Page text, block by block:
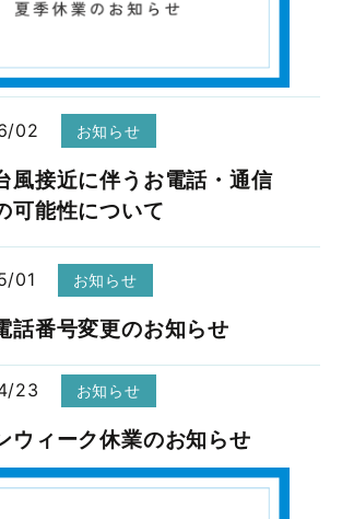
02 お知らせ
風接近に伴うお電話・通信
可能性について
01 お知らせ
話番号変更のお知らせ
23 お知らせ
ウィーク休業のお知らせ